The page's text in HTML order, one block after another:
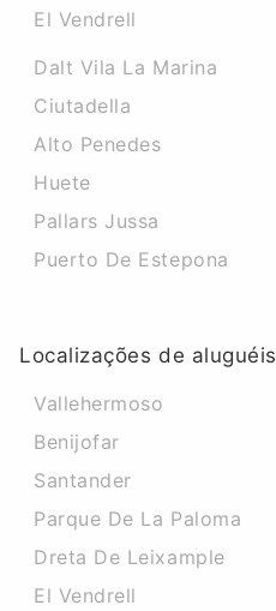
El Vendrell
Dalt Vila La Marina
Ciutadella
Alto Penedes
Huete
Pallars Jussa
Puerto De Estepona
Localizações de aluguéis
Vallehermoso
Benijofar
Santander
Parque De La Paloma
Dreta De Leixample
El Vendrell